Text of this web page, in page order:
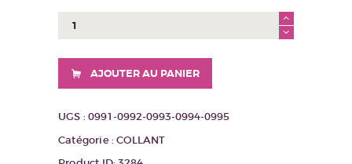
LIN
AJOUTER AU PANIER
UGS :0991-0992-0993-0994-0995
Catégorie :COLLANT